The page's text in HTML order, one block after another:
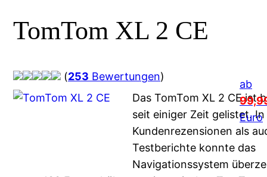
TomTom XL 2 CE
(253 Bewertungen)
ab
Euro
Das TomTom XL 2 CE ist
seit einiger Zeit gelistet. In
Kundenrezensionen als
Testberichte konnte das
Navigationssystem